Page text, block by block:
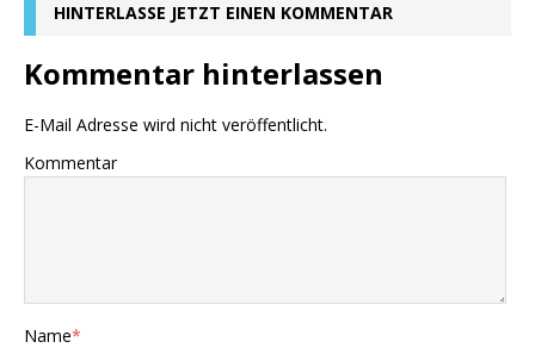
HINTERLASSE JETZT EINEN KOMMENTAR
Kommentar hinterlassen
E-Mail Adresse wird nicht veröffentlicht.
Kommentar
Name*